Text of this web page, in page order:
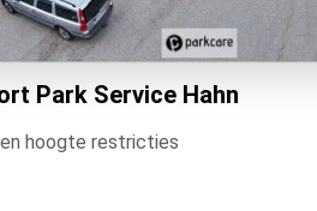
Park Service Hahn
hoogte restricties